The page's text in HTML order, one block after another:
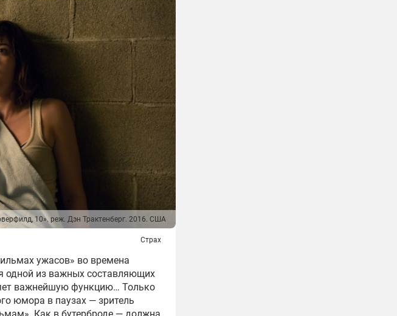
10». реж. Дэн Трактенберг. 2016. США
Страх
ужасов» во времена
одной из важных составляющих
важнейшую функцию… Только
юмора в паузах — зритель